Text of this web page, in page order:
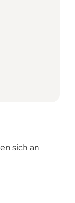
sich an